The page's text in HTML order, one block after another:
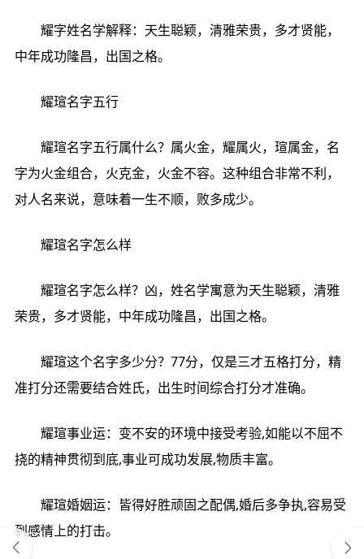
耀字姓名学解释：天生聪颖，清雅荣贵，多才贤能，
中年成功隆昌，出国之格。
耀瑄名字五行
耀瑄名字五行属什么？属火金，耀属火，瑄属金，名
字为火金组合，火克金，火金不容。这种组合非常不利，
对人名来说，意味着一生不顺，败多成少。
耀瑄名字怎么样
耀瑄名字怎么样？凶，姓名学寓意为天生聪颖，清雅
荣贵，多才贤能，中年成功隆昌，出国之格。
耀瑄这个名字多少分？77分，仅是三才五格打分，精
准打分还需要结合姓氏，出生时间综合打分才准确。
耀瑄事业运：变不安的环境中接受考验,如能以不屈不
挠的精神贯彻到底,事业可成功发展,物质丰富。
耀瑄婚姻运：皆得好胜顽固之配偶,婚后多争执,容易受
到感情上的打击。